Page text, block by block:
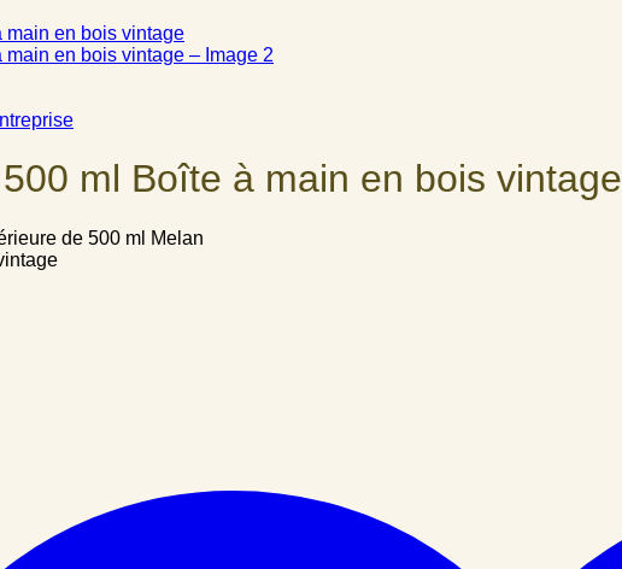
ml Boîte à main en bois vintage
de 500 ml Melan